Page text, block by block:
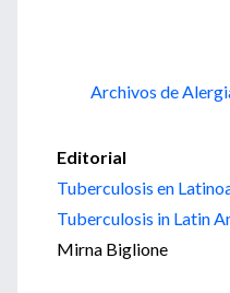
Archivos de
Editorial
Tuberculosis en
Tuberculosis in Latin
Mirna Biglione